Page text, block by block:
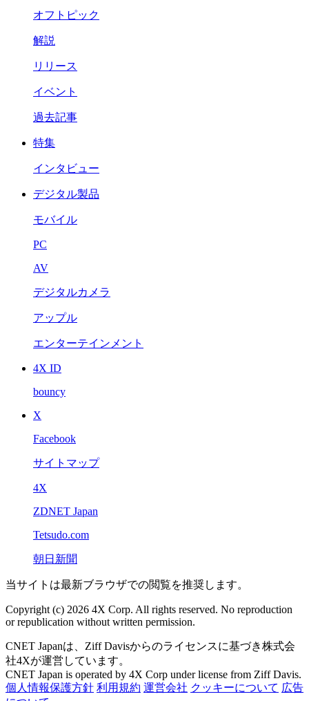
オフトピック
解説
リリース
イベント
過去記事
特集
インタビュー
デジタル製品
モバイル
PC
AV
デジタルカメラ
アップル
エンターテインメント
4X ID
bouncy
X
Facebook
サイトマップ
4X
ZDNET Japan
Tetsudo.com
朝日新聞
当サイトは最新ブラウザでの閲覧を推奨します。
Copyright (c) 2026 4X Corp. All rights reserved. No reproduction
or republication without written permission.
CNET Japanは、Ziff Davisからのライセンスに基づき株式会
社4Xが運営しています。
CNET Japan is operated by 4X Corp under license from Ziff Davis.
個人情報保護方針 利用規約 運営会社 クッキーについて 広告